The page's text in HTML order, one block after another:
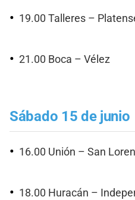
19.00 Talleres –
21.00 Boca – Vélez
Sábado 15 de junio
16.00 Unión – San
18.00 Huracán –